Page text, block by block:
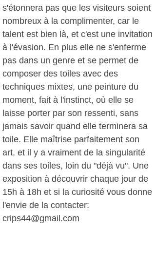
s'étonnera pas que les visiteurs soient
nombreux à la complimenter, car le
talent est bien là, et c'est une invitation
à l'évasion. En plus elle ne s'enferme
pas dans un genre et se permet de
composer des toiles avec des
techniques mixtes, une peinture du
moment, fait à l'instinct, où elle se
laisse porter par son ressenti, sans
jamais savoir quand elle terminera sa
toile. Elle maîtrise parfaitement son
art, et il y a vraiment de la singularité
dans ses toiles, loin du "déjà vu". Une
exposition à découvrir chaque jour de
15h à 18h et si la curiosité vous donne
l'envie de la contacter:
crips44@gmail.com